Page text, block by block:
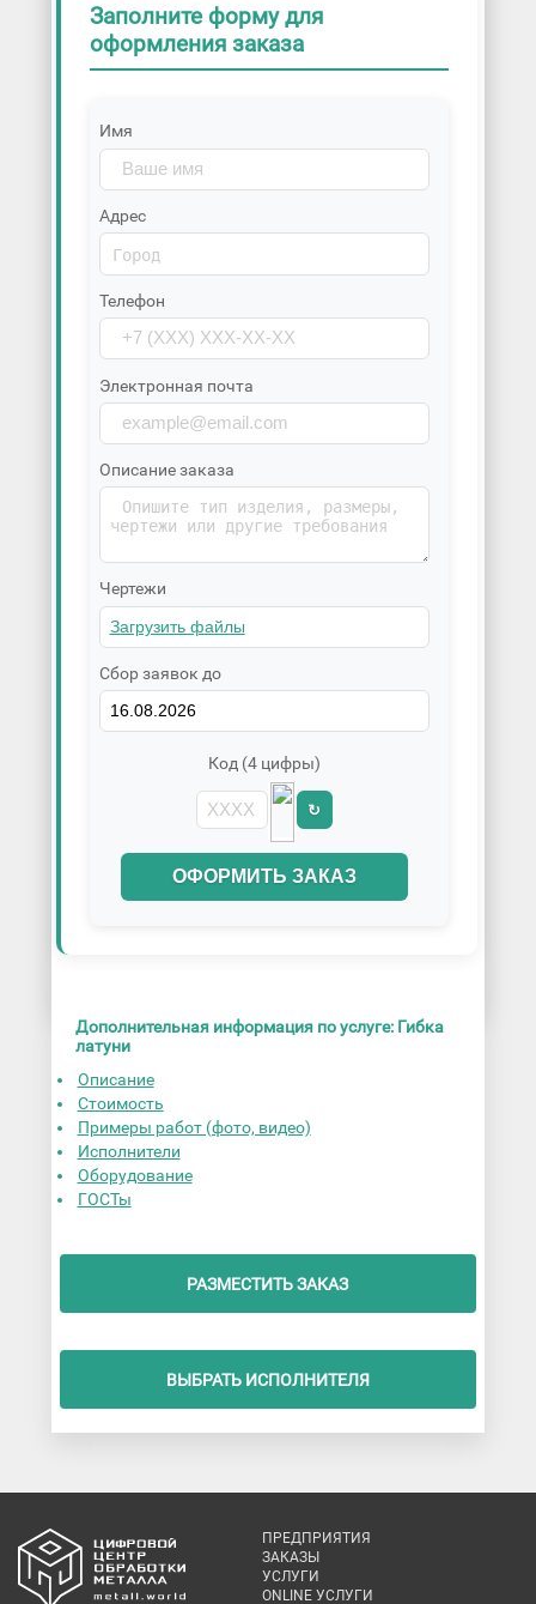
Заполните форму для
оформления заказа
Имя
Адрес
Телефон
Электронная почта
Описание заказа
Чертежи
Сбор заявок до
Код (4 цифры)
↻
ОФОРМИТЬ ЗАКАЗ
Дополнительная информация по услуге: Гибка
латуни
Описание
Стоимость
Примеры работ (фото, видео)
Исполнители
Оборудование
ГОСТы
РАЗМЕСТИТЬ ЗАКАЗ
ВЫБРАТЬ ИСПОЛНИТЕЛЯ
ПРЕДПРИЯТИЯ
ЗАКАЗЫ
УСЛУГИ
ONLINE УСЛУГИ